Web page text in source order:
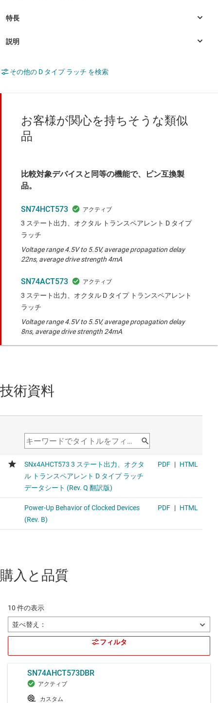
その他の D タイプ ラッチ を検索
お客様が関心を持ちそうな類似
品
比較対象デバイスと同等の機能で、ピン互換製
品。
SN74HCT573
3 ステート出力、オクタル トランスペアレント D タイプ
ラッチ
Voltage range 4.5V to 5.5V, average propagation delay
22ns, average drive strength 4mA
SN74ACT573
3 ステート出力、オクタル D タイプ トランスペアレント
ラッチ
Voltage range 4.5V to 5.5V, average propagation delay
8ns, average drive strength 24mA
技術資料
購入と品質